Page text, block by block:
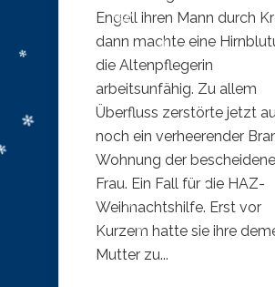
Engell ihren Mann durch
dann machte eine
die Altenpflegerin
arbeitsunfähig. Zu allem
Überfluss zerstörte jetzt
noch ein verheerender
Wohnung der
Frau. Ein Fall für die HAZ-
Weihnachtshilfe. Erst vor
Kurzem hatte sie ihre
Mutter zu...